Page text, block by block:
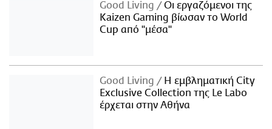
Good Living
Οι εργαζόμενοι της
Kaizen Gaming βίωσαν το World
Cup από "μέσα"
Good Living
Η εμβληματική City
Exclusive Collection της Le Labo
έρχεται στην Αθήνα